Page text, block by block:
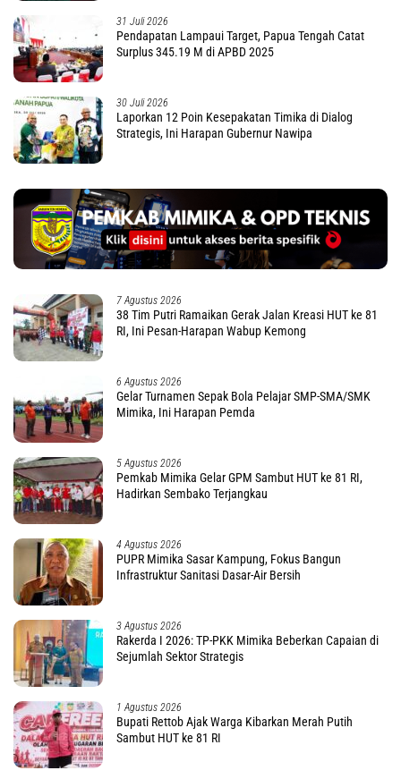
31 Juli 2026
Pendapatan Lampaui Target, Papua Tengah Catat
Surplus 345.19 M di APBD 2025
30 Juli 2026
Laporkan 12 Poin Kesepakatan Timika di Dialog
Strategis, Ini Harapan Gubernur Nawipa
7 Agustus 2026
38 Tim Putri Ramaikan Gerak Jalan Kreasi HUT ke 81
RI, Ini Pesan-Harapan Wabup Kemong
6 Agustus 2026
Gelar Turnamen Sepak Bola Pelajar SMP-SMA/SMK
Mimika, Ini Harapan Pemda
5 Agustus 2026
Pemkab Mimika Gelar GPM Sambut HUT ke 81 RI,
Hadirkan Sembako Terjangkau
4 Agustus 2026
PUPR Mimika Sasar Kampung, Fokus Bangun
Infrastruktur Sanitasi Dasar-Air Bersih
3 Agustus 2026
Rakerda I 2026: TP-PKK Mimika Beberkan Capaian di
Sejumlah Sektor Strategis
1 Agustus 2026
Bupati Rettob Ajak Warga Kibarkan Merah Putih
Sambut HUT ke 81 RI